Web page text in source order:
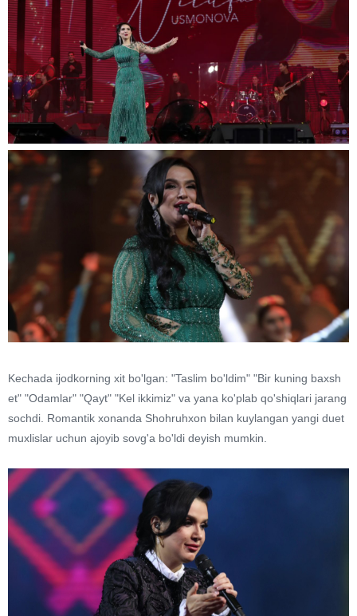
Kechada ijodkorning xit bo'lgan: "Taslim bo'ldim" "Bir kuning baxsh
et" "Odamlar" "Qayt" "Kel ikkimiz" va yana ko'plab qo'shiqlari jarang
sochdi. Romantik xonanda Shohruhxon bilan kuylangan yangi duet
muxlislar uchun ajoyib sovg'a bo'ldi deyish mumkin.